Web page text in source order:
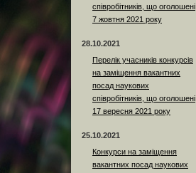
співробітників, що оголошені
7 жовтня 2021 року
28.10.2021
Перелік учасників конкурсів
на заміщення вакантних
посад наукових
співробітників, що оголошені
17 вересня 2021 року
25.10.2021
Конкурси на заміщення
вакантних посад наукових